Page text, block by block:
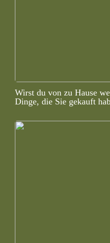
Wirst du von zu Hause
Dinge, die Sie gekauft